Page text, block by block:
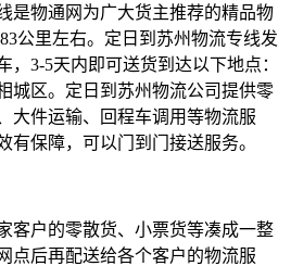
是物通网为广大货主推荐的精品物
公里左右。定日到苏州物流专线发
，3-5天内即可送货到达以下地点：
城区。定日到苏州物流公司提供零
大件运输、回程车调用等物流服
有保障，可以门到门接送服务。
客户的零散货、小票货等凑成一整
点后再配送给各个客户的物流服